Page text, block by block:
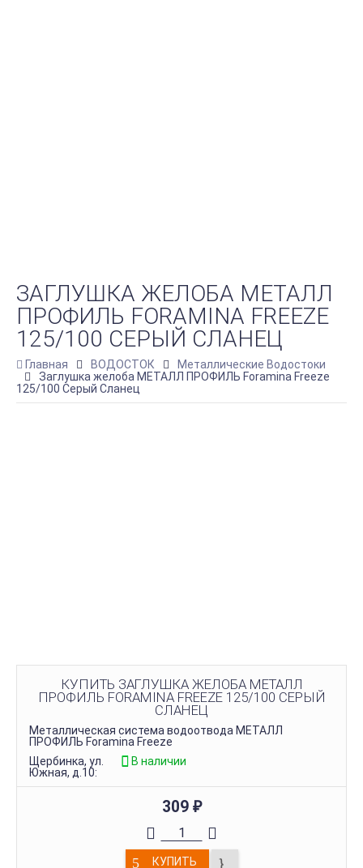
ЗАГЛУШКА ЖЕЛОБА МЕТАЛЛ
ПРОФИЛЬ FORAMINA FREEZE
125/100 СЕРЫЙ СЛАНЕЦ
Главная ВОДОСТОК
Металлические Водостоки
Заглушка желоба МЕТАЛЛ ПРОФИЛЬ Foramina Freeze
125/100 Серый Сланец
КУПИТЬ ЗАГЛУШКА ЖЕЛОБА МЕТАЛЛ
ПРОФИЛЬ FORAMINA FREEZE 125/100 СЕРЫЙ
СЛАНЕЦ
Металлическая система водоотвода МЕТАЛЛ
ПРОФИЛЬ Foramina Freeze
Щербинка, ул.
Южная, д.10:
В наличии
309 ₽
КУПИТЬ